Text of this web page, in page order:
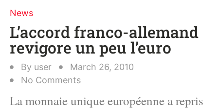
News
L’accord franco-allemand
revigore un peu l’euro
By user
March 26, 2010
No Comments
La monnaie unique européenne a repris